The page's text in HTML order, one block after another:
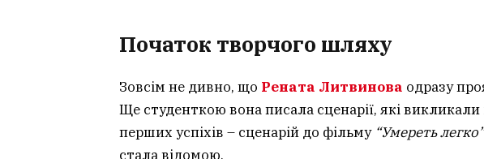
Початок творчого шляху
Зовсім не дивно, що Рената Литвинова одразу
Ще студенткою вона писала сценарії, які викликали
перших успіхів – сценарій до фільму “Умереть легко”
стала відомою.